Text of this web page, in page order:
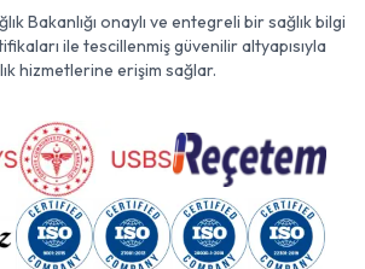
Bakanlığı onaylı ve entegreli bir sağlık bilgi
ile tescillenmiş güvenilir altyapısıyla
hizmetlerine erişim sağlar.